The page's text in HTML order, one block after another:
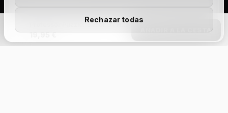
Rechazar todas
Professor Puzzle: Set of 3 ( Halley,Galileo and Kepler)
19,95 €
AÑADIR A LA CESTA
Acepto lapolítica de privacidady recibir comunicaciones